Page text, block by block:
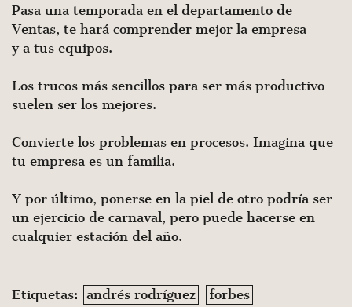
Pasa una temporada en el departamento de
Ventas, te hará comprender mejor la empresa
y a tus equipos.
Los trucos más sencillos para ser más productivo
suelen ser los mejores.
Convierte los problemas en procesos. Imagina que
tu empresa es un familia.
Y por último, ponerse en la piel de otro podría ser
un ejercicio de carnaval, pero puede hacerse en
cualquier estación del año.
Etiquetas: andrés rodríguez forbes